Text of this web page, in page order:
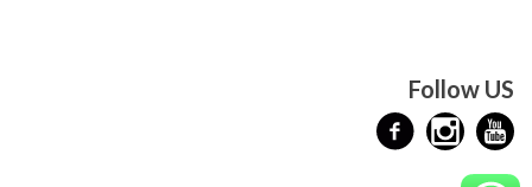
Follow US